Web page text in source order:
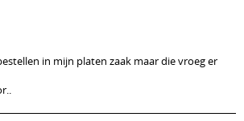
in mijn platen zaak maar die vroeg er